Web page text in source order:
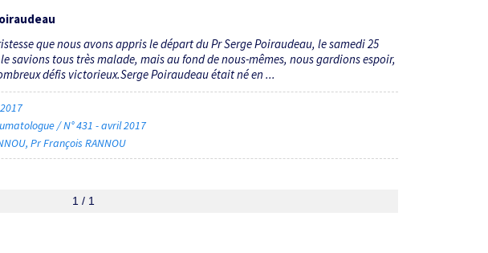
que nous avons appris le départ du Pr Serge Poiraudeau, le samedi 25
savions tous très malade, mais au fond de nous-mêmes, nous gardions espoir,
défis victorieux.Serge Poiraudeau était né en ...
/ N° 431 - avril 2017
Pr François RANNOU
1 / 1